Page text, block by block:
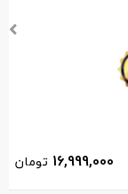
16,999,000 تومان